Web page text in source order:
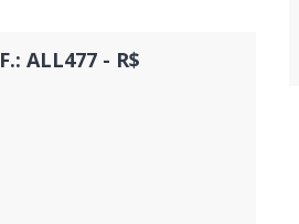
ALL477 - R$